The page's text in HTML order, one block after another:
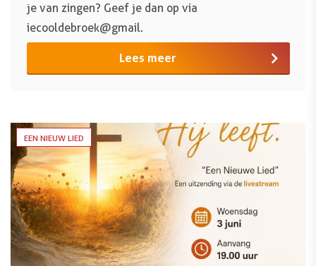
je van zingen? Geef je dan op via
iecooldebroek@gmail.
Lees meer
EEN NIEUW LIED